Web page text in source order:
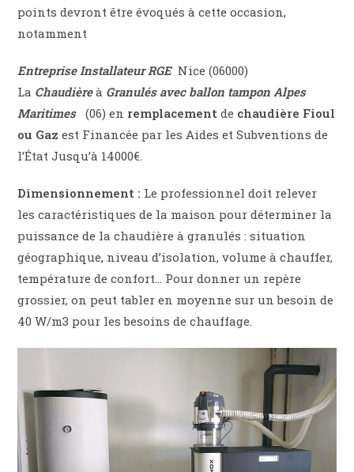
points devront être évoqués à cette occasion,
notamment
Entreprise Installateur RGE Nice (06000)
La Chaudièreà Granulés avec ballon tampon Alpes
Maritimes (06) en remplacementde chaudière Fioul
ou Gaz est Financée par les Aides et Subventions de
l’État Jusqu’à 14000€.
Dimensionnement : Le professionnel doit relever
les caractéristiques de la maison pour déterminer la
puissance de la chaudière à granulés : situation
géographique, niveau d’isolation, volume à chauffer,
température de confort… Pour donner un repère
grossier, on peut tabler en moyenne sur un besoin de
40 W/m3 pour les besoins de chauffage.